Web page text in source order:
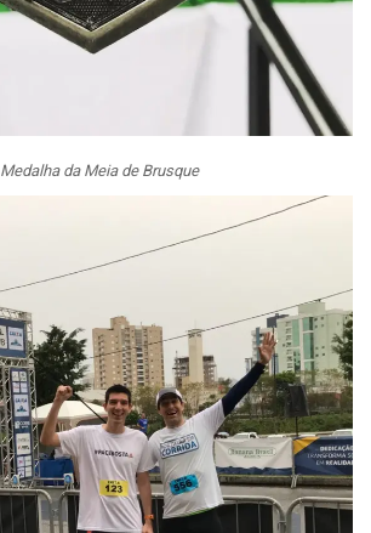
Medalha da Meia de Brusque